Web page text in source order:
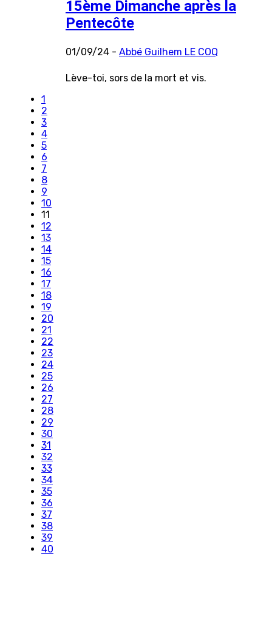
15ème Dimanche après la
Pentecôte
01/09/24 - Abbé Guilhem LE COQ
Lève-toi, sors de la mort et vis.
1
2
3
4
5
6
7
8
9
10
11
12
13
14
15
16
17
18
19
20
21
22
23
24
25
26
27
28
29
30
31
32
33
34
35
36
37
38
39
40